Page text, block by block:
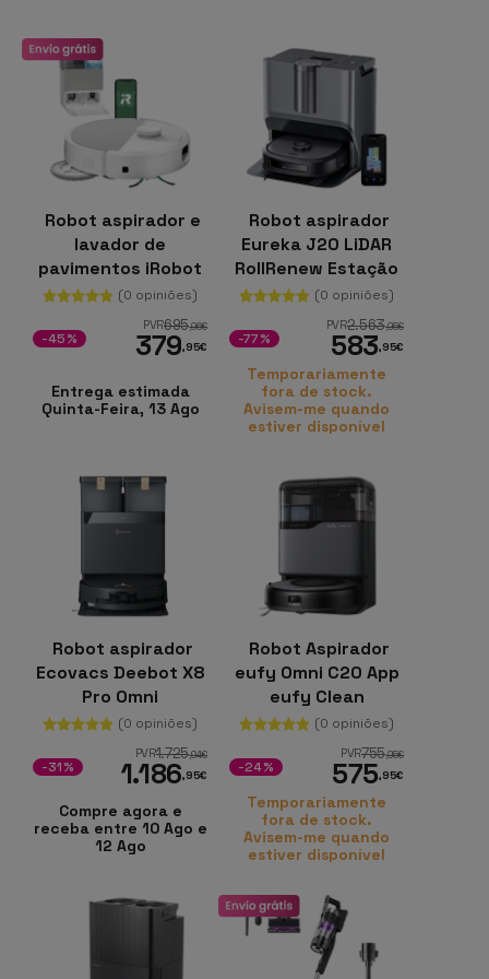
Robot aspirador e
lavador de
pavimentos iRobot
Roomba Combo Plus
505 LiDAR
DualClean
(0 opiniões)
PVR695,96€
379,95€
-45%
Entrega estimada
Quinta-Feira, 13 Ago
Robot aspirador
Eureka J20 LiDAR
RollRenew Estação
6 em 1 8000Pa
(0 opiniões)
PVR2.563,95€
583,95€
-77%
Temporariamente
fora de stock.
Avisem-me quando
estiver disponível
Robot aspirador
Ecovacs Deebot X8
Pro Omni
TrueMapping 2.0
OZMO Roller
Esvaziamento
(0 opiniões)
PVR1.725,94€
1.186,95€
-31%
Compre agora e
receba entre 10 Ago e
12 Ago
Robot Aspirador
eufy Omni C20 App
eufy Clean
MopMaster™
180rpm Estação All-
in-One
(0 opiniões)
PVR755,95€
575,95€
-24%
Temporariamente
fora de stock.
Avisem-me quando
estiver disponível